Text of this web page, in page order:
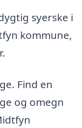
syerske i
kommune,
Find en
og omegn